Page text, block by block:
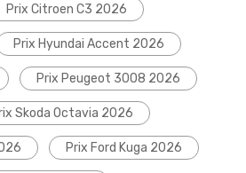
Prix Citroen C3 2026
Prix Hyundai Accent 2026
Prix Peugeot 3008 2026
Skoda Octavia 2026
Prix Ford Kuga 2026